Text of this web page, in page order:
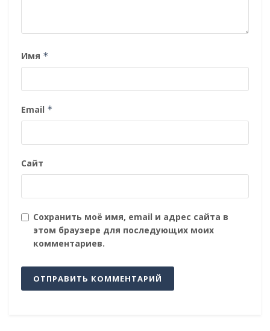
Имя *
Email *
Сайт
Сохранить моё имя, email и адрес сайта в
этом браузере для последующих моих
комментариев.